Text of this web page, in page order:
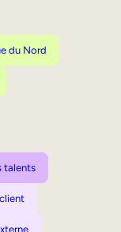
du Nord
talents